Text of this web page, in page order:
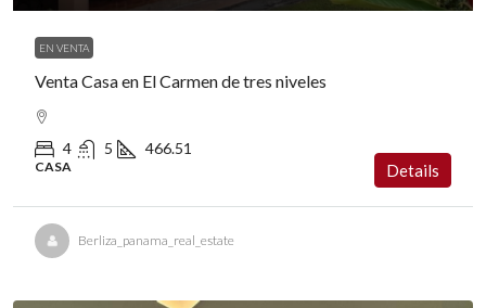
EN VENTA
Venta Casa en El Carmen de tres niveles
4 5 466.51
CASA Details
Berliza_panama_real_estate